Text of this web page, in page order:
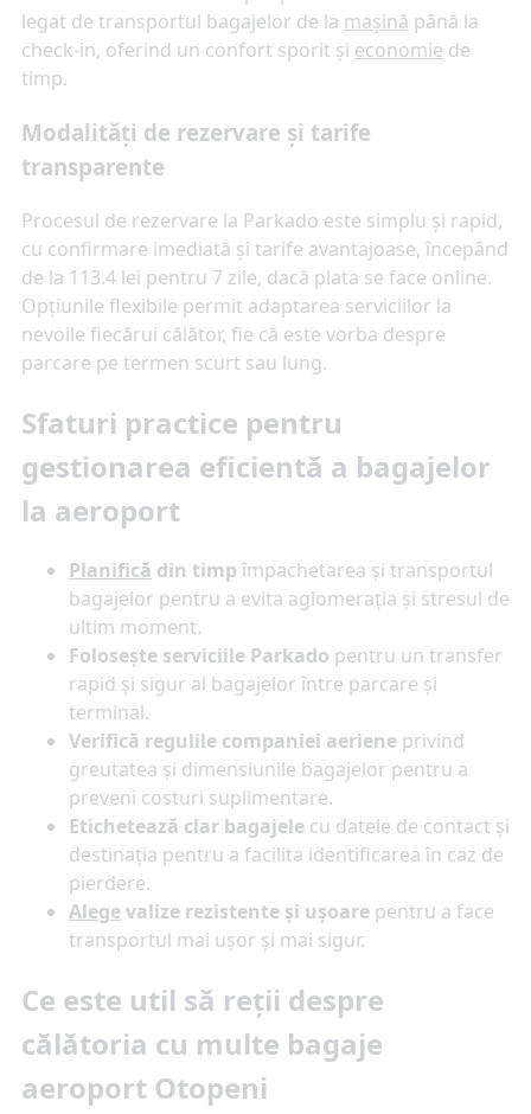
legat de transportul bagajelor de la mașină până la
check-in, oferind un confort sporit și economie de
timp.
Modalități de rezervare și tarife
transparente
Procesul de rezervare la Parkado este simplu și rapid,
cu confirmare imediată și tarife avantajoase, începând
de la 113.4 lei pentru 7 zile, dacă plata se face online.
Opțiunile flexibile permit adaptarea serviciilor la
nevoile fiecărui călător, fie că este vorba despre
parcare pe termen scurt sau lung.
Sfaturi practice pentru
gestionarea eficientă a bagajelor
la aeroport
Planifică din timp împachetarea și transportul
bagajelor pentru a evita aglomerația și stresul de
ultim moment.
Folosește serviciile Parkado pentru un transfer
rapid și sigur al bagajelor între parcare și
terminal.
Verifică regulile companiei aeriene privind
greutatea și dimensiunile bagajelor pentru a
preveni costuri suplimentare.
Etichetează clar bagajele cu datele de contact și
destinația pentru a facilita identificarea în caz de
pierdere.
Alegevalize rezistente și ușoare pentru a face
transportul mai ușor și mai sigur.
Ce este util să reții despre
călătoria cu multe bagaje
aeroport Otopeni